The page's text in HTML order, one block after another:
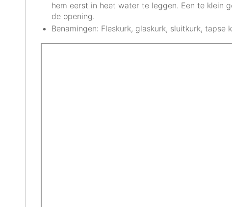
hem eerst in heet water te leggen. Een te klein
de opening.
Benamingen: Fleskurk, glaskurk, sluitkurk, tapse